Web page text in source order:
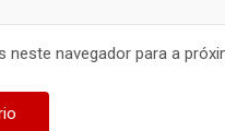
neste navegador para a